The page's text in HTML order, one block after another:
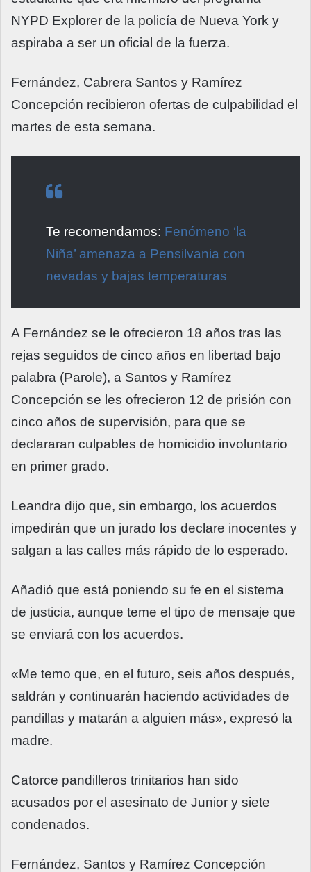
NYPD Explorer de la policía de Nueva York y
aspiraba a ser un oficial de la fuerza.
Fernández, Cabrera Santos y Ramírez
Concepción recibieron ofertas de culpabilidad el
martes de esta semana.
Te recomendamos: Fenómeno ‘la
Niña’ amenaza a Pensilvania con
nevadas y bajas temperaturas
A Fernández se le ofrecieron 18 años tras las
rejas seguidos de cinco años en libertad bajo
palabra (Parole), a Santos y Ramírez
Concepción se les ofrecieron 12 de prisión con
cinco años de supervisión, para que se
declararan culpables de homicidio involuntario
en primer grado.
Leandra dijo que, sin embargo, los acuerdos
impedirán que un jurado los declare inocentes y
salgan a las calles más rápido de lo esperado.
Añadió que está poniendo su fe en el sistema
de justicia, aunque teme el tipo de mensaje que
se enviará con los acuerdos.
«Me temo que, en el futuro, seis años después,
saldrán y continuarán haciendo actividades de
pandillas y matarán a alguien más», expresó la
madre.
Catorce pandilleros trinitarios han sido
acusados por el asesinato de Junior y siete
condenados.
Fernández, Santos y Ramírez Concepción